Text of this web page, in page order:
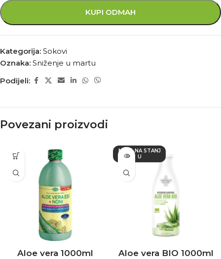
KUPI ODMAH
Kategorija: Sokovi
Oznaka: Sniženje u martu
Podijeli:
Povezani proizvodi
Aloe vera 1000ml
NEMA NA STANJ
U
Aloe vera BIO 1000ml